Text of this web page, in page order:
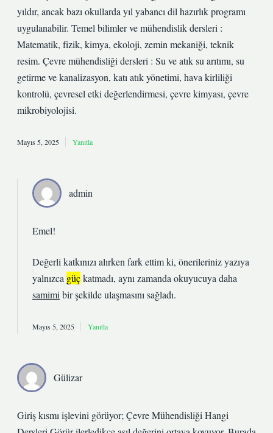
yıldır, ancak bazı okullarda yıl yabancı dil hazırlık programı
uygulanabilir. Temel bilimler ve mühendislik dersleri :
Matematik, fizik, kimya, ekoloji, zemin mekaniği, teknik
resim. Çevre mühendisliği dersleri : Su ve atık su arıtımı, su
getirme ve kanalizasyon, katı atık yönetimi, hava kirliliği
kontrolü, çevresel etki değerlendirmesi, çevre kimyası, çevre
mikrobiyolojisi.
Mayıs 5, 2025 Yanıtla
admin
Emel!
Değerli katkınızı alırken fark ettim ki, önerileriniz yazıya
yalnızca güçkatmadı, aynı zamanda okuyucuya daha
samimi bir şekilde ulaşmasını sağladı.
Mayıs 5, 2025 Yanıtla
Gülizar
Giriş kısmı işlevini görüyor; Çevre Mühendisliği Hangi